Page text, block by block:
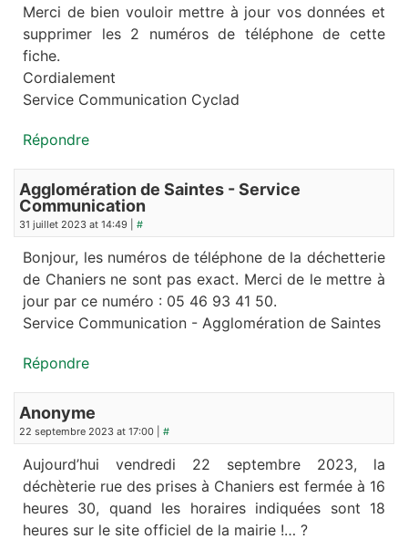
Merci de bien vouloir mettre à jour vos données et
supprimer les 2 numéros de téléphone de cette
fiche.
Cordialement
Service Communication Cyclad
Répondre
Agglomération de Saintes - Service
Communication
31 juillet 2023 at 14:49 | #
Bonjour, les numéros de téléphone de la déchetterie
de Chaniers ne sont pas exact. Merci de le mettre à
jour par ce numéro : 05 46 93 41 50.
Service Communication - Agglomération de Saintes
Répondre
Anonyme
22 septembre 2023 at 17:00 | #
Aujourd’hui vendredi 22 septembre 2023, la
déchèterie rue des prises à Chaniers est fermée à 16
heures 30, quand les horaires indiquées sont 18
heures sur le site officiel de la mairie !… ?